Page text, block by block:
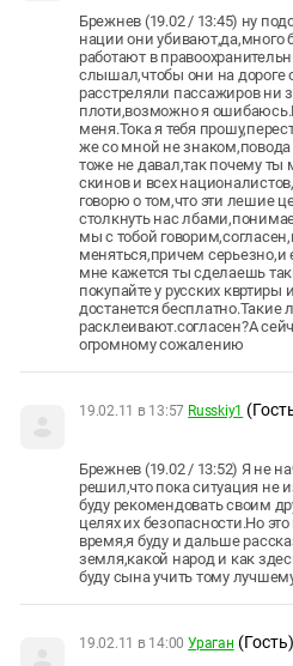
Брежнев (19.02 / 13:45) ну
нации они убивают,да,много
работают в
слышал,чтобы они на дороге
расстреляли пассажиров ни
плоти,возможно я
меня.Тока я тебя
же со мной не знаком,повода
тоже не давал,так почему
скинов и всех
говорю о том,что эти лешие
столкнуть нас
мы с тобой
меняться,причем
мне кажется ты сделаешь
покупайте у русских квртиры
достанется бесплатно.Такие
расклеивают.согласен?А
огромному сожалению
19.02.11 в 13:57 Russkiy1
Брежнев (19.02 / 13:52) Я не
решил,что пока ситуация не
буду рекомендовать своим
целях их безопасности.Но
время,я буду и дальше
земля,какой народ и как
буду сына учить тому
19.02.11 в 14:00 Ураган (Гость)